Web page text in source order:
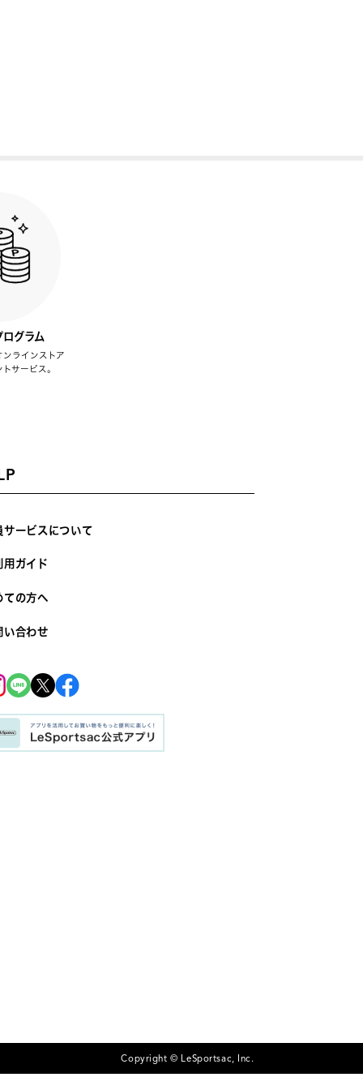
ログラム
ラインストア
サービス。
サービスについて
用ガイド
ての方へ
い合わせ
Copyright © LeSportsac, Inc.